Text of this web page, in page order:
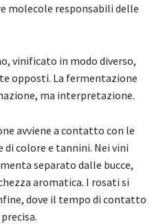
molecole responsabili delle
vinificato in modo diverso,
opposti. La fermentazione
ma interpretazione.
avviene a contatto con le
di colore e tannini. Nei vini
separato dalle bucce,
aromatica. I rosati si
dove il tempo di contatto